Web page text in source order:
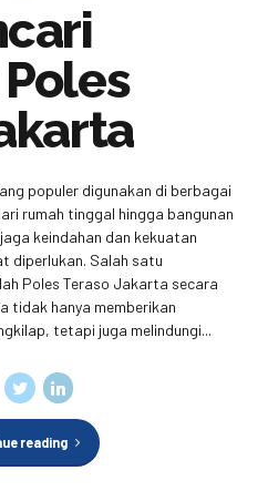
populer digunakan di berbagai
rumah tinggal hingga bangunan
keindahan dan kekuatan
diperlukan. Salah satu
Poles Teraso Jakarta secara
tidak hanya memberikan
tetapi juga melindungi...
reading